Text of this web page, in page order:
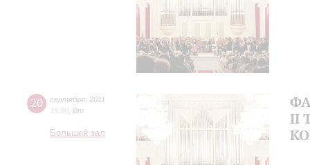
20 сентября 2011
19:00 Вт
Большой зал
II